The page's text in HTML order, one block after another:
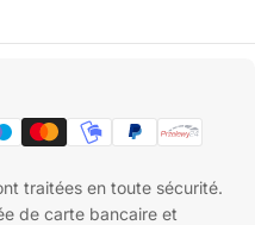
traitées en toute sécurité.
de carte bancaire et